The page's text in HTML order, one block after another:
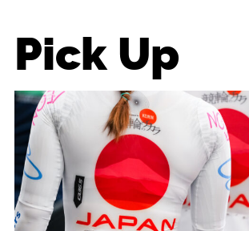
Pick Up